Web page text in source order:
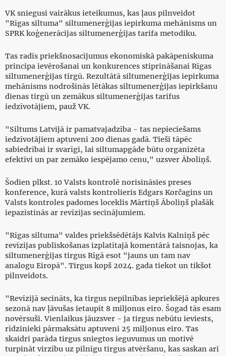
VK sniegusi vairākus ieteikumus, kas ļaus pilnveidot
"Rīgas siltuma" siltumenerģijas iepirkuma mehānisms un
SPRK koģenerācijas siltumenerģijas tarifa metodiku.
Tas radīs priekšnosacījumus ekonomiskā pakāpeniskuma
principa ievērošanai un konkurences stiprināšanai Rīgas
siltumenerģijas tirgū. Rezultātā siltumenerģijas iepirkuma
mehānisms nodrošinās lētākas siltumenerģijas iepirkšanu
dienas tirgū un zemākus siltumenerģijas tarifus
iedzīvotājiem, pauž VK.
"Siltums Latvijā ir pamatvajadzība - tas nepieciešams
iedzīvotājiem aptuveni 200 dienas gadā. Tieši tāpēc
sabiedrībai ir svarīgi, lai siltumapgāde būtu organizēta
efektīvi un par zemāko iespējamo cenu," uzsver Āboliņš.
Šodien plkst. 10 Valsts kontrolē norisināsies preses
konference, kurā valsts kontrolieris Edgars Korčagins un
Valsts kontroles padomes loceklis Mārtiņš Āboliņš plašāk
iepazīstinās ar revīzijas secinājumiem.
"Rīgas siltuma" valdes priekšsēdētājs Kalvis Kalniņš pēc
revīzijas publiskošanas izplatītajā komentārā taisnojas, ka
siltumenerģijas tirgus Rīgā esot "jauns un tam nav
analogu Eiropā". Tirgus kopš 2024. gada tiekot un tikšot
pilnveidots.
"Revīzijā secināts, ka tirgus nepilnības iepriekšējā apkures
sezonā nav ļāvušas ietaupīt 8 miljonus eiro. Šogad tās esam
novērsuši. Vienlaikus jāuzsver - ja tirgus nebūtu ieviests,
rīdzinieki pārmaksātu aptuveni 25 miljonus eiro. Tas
skaidri parāda tirgus sniegtos ieguvumus un motivē
turpināt virzību uz pilnīgu tirgus atvēršanu, kas saskan arī